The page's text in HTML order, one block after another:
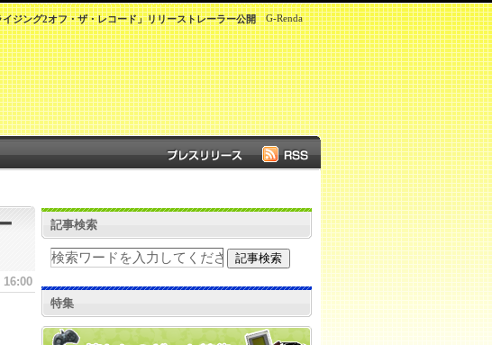
G-Renda
ジング2オフ・ザ・レコード」リリーストレーラー公開
記事検索
特集